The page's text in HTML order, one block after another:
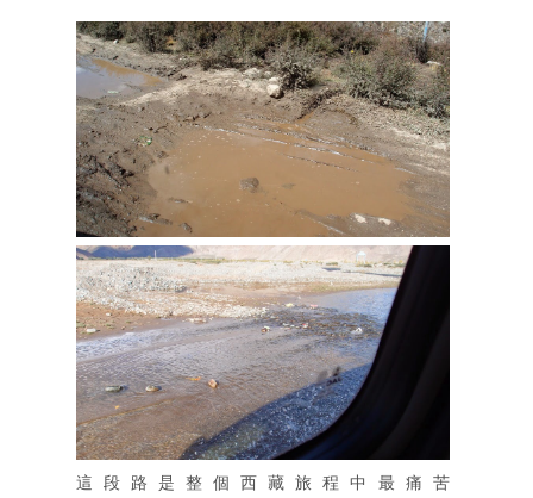
這段路是整個西藏旅程中最痛苦